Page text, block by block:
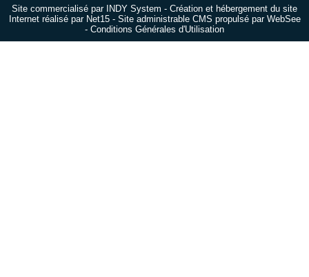
Site commercialisé par INDY System - Création et hébergement du site
Internet réalisé par Net15- Site administrable CMS propulsé par WebSee
- Conditions Générales d'Utilisation